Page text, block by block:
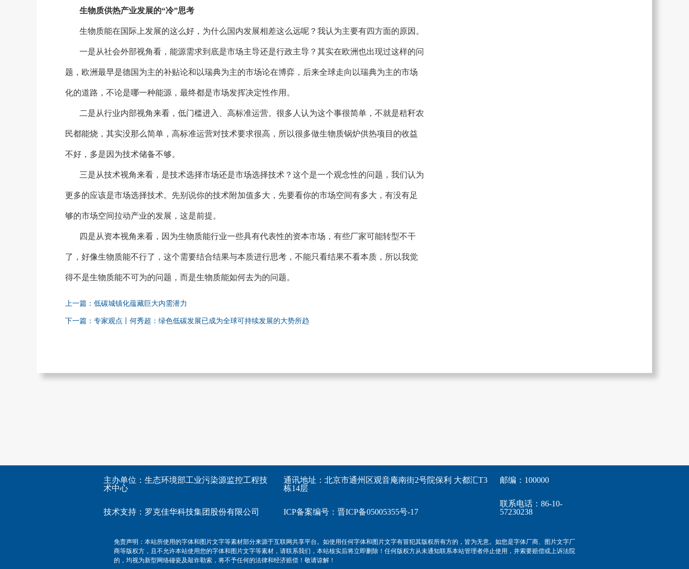
生物质供热产业发展的“冷”思考
生物质能在国际上发展的这么好，为什么国内发展相差这么远呢？我认为主要有四方面的原因。
一是从社会外部视角看，能源需求到底是市场主导还是行政主导？其实在欧洲也出现过这样的问
题，欧洲最早是德国为主的补贴论和以瑞典为主的市场论在博弈，后来全球走向以瑞典为主的市场
化的道路，不论是哪一种能源，最终都是市场发挥决定性作用。
二是从行业内部视角来看，低门槛进入、高标准运营。很多人认为这个事很简单，不就是秸秆农
民都能烧，其实没那么简单，高标准运营对技术要求很高，所以很多做生物质锅炉供热项目的收益
不好，多是因为技术储备不够。
三是从技术视角来看，是技术选择市场还是市场选择技术？这个是一个观念性的问题，我们认为
更多的应该是市场选择技术。先别说你的技术附加值多大，先要看你的市场空间有多大，有没有足
够的市场空间拉动产业的发展，这是前提。
四是从资本视角来看，因为生物质能行业一些具有代表性的资本市场，有些厂家可能转型不干
了，好像生物质能不行了，这个需要结合结果与本质进行思考，不能只看结果不看本质，所以我觉
得不是生物质能不可为的问题，而是生物质能如何去为的问题。
上一篇：低碳城镇化蕴藏巨大内需潜力
下一篇：专家观点丨何秀超：绿色低碳发展已成为全球可持续发展的大势所趋
主办单位：生态环境部工业污染源监控工程技
术中心
技术支持： 罗克佳华科技集团股份有限公司
通讯地址：北京市通州区观音庵南街2号院保利 大都汇T3
栋14层
ICP备案编号：晋ICP备05005355号-17
邮编：100000
联系电话：86-10-
57230238
免责声明：本站所使用的字体和图片文字等素材部分来源于互联网共享平台。如使用任何字体和图片文字有冒犯其版权所有方的，皆为无意。如您是字体厂商、图片文字厂
商等版权方，且不允许本站使用您的字体和图片文字等素材，请联系我们，本站核实后将立即删除！任何版权方从未通知联系本站管理者停止使用，并索要赔偿或上诉法院
的，均视为新型网络碰瓷及敲诈勒索，将不予任何的法律和经济赔偿！敬请谅解！